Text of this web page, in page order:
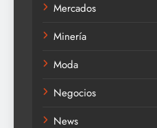
Mercados
Minería
Moda
Negocios
News